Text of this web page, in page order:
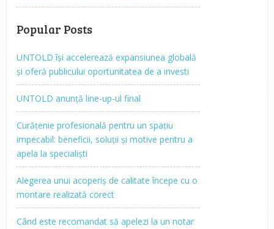
Popular Posts
UNTOLD își accelerează expansiunea globală
și oferă publicului oportunitatea de a investi
UNTOLD anunță line-up-ul final
Curățenie profesională pentru un spațiu
impecabil: beneficii, soluții și motive pentru a
apela la specialiști
Alegerea unui acoperiș de calitate începe cu o
montare realizată corect
Când este recomandat să apelezi la un notar